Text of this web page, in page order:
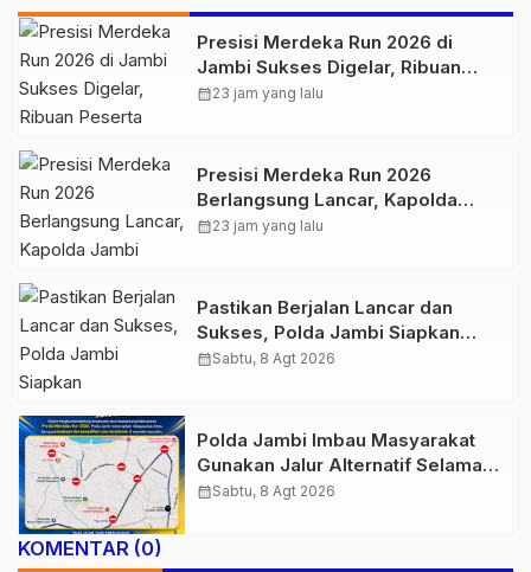
Presisi Merdeka Run 2026 di
Jambi Sukses Digelar, Ribuan
Peserta Ramaikan Event Nasional
calendar_month23 jam yang lalu
Presisi Merdeka Run 2026
Berlangsung Lancar, Kapolda
Jambi Ucapkan Terimakasih dan
calendar_month23 jam yang lalu
Pastikan Berjalan Lancar dan
Sukses, Polda Jambi Siapkan
Pengamanan Berlapis untuk 8.750
calendar_monthSabtu, 8 Agt 2026
Polda Jambi Imbau Masyarakat
Gunakan Jalur Alternatif Selama
Pelaksanaan Presisi Merdeka Run
calendar_monthSabtu, 8 Agt 2026
KOMENTAR (0)